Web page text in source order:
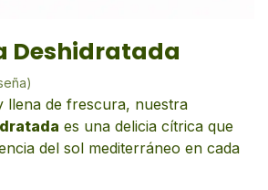
Deshidratada
llena de frescura, nuestra
es una delicia cítrica que
del sol mediterráneo en cada